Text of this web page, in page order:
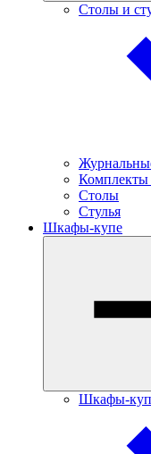
Столы и
Комплекты
Столы
Стулья
Шкафы-купе
Шкафы-